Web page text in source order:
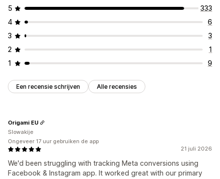
5
333
4
6
3
3
2
1
1
9
Een recensie schrijven Alle recensies
21 juli 2026
We'd been struggling with tracking Meta conversions using
Facebook & Instagram app. It worked great with our primary
Origami EU
Slowakije
Ongeveer 17 uur gebruiken de app